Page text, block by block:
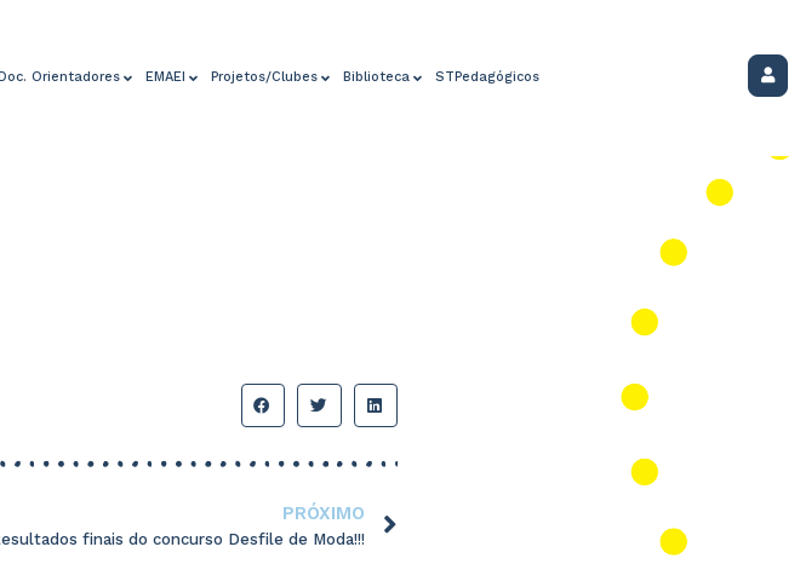
Doc. Orientadores EMAEI Projetos/Clubes Biblioteca STPedagógicos
PRÓXIMO
finais do concurso Desfile de Moda!!!